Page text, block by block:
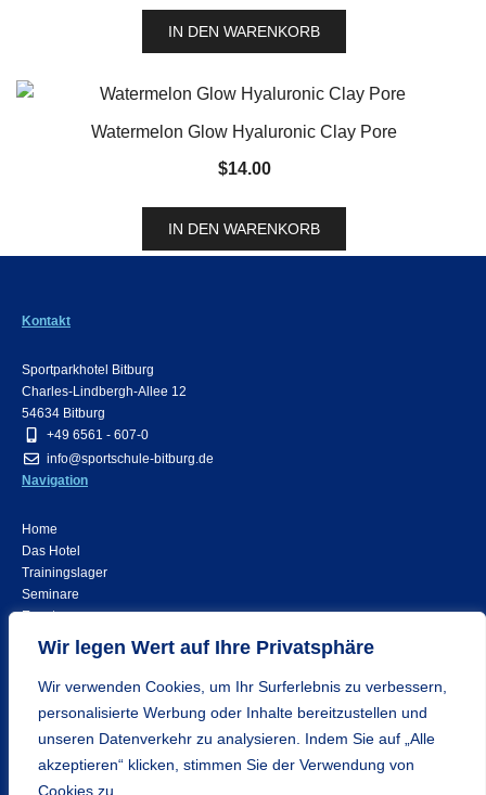
Wir legen Wert auf Ihre Privatsphäre
Wir verwenden Cookies, um Ihr Surferlebnis zu verbessern,
personalisierte Werbung oder Inhalte bereitzustellen und
unseren Datenverkehr zu analysieren. Indem Sie auf „Alle
akzeptieren“ klicken, stimmen Sie der Verwendung von
Cookies zu.
IN DEN WARENKORB
Watermelon Glow Hyaluronic Clay Pore
$14.00
IN DEN WARENKORB
Kontakt
Sportparkhotel Bitburg
Charles-Lindbergh-Allee 12
54634 Bitburg
+49 6561 - 607-0
info@sportschule-bitburg.de
Navigation
Home
Das Hotel
Trainingslager
Seminare
Events
Rechtliches
Kontakt
Impressum